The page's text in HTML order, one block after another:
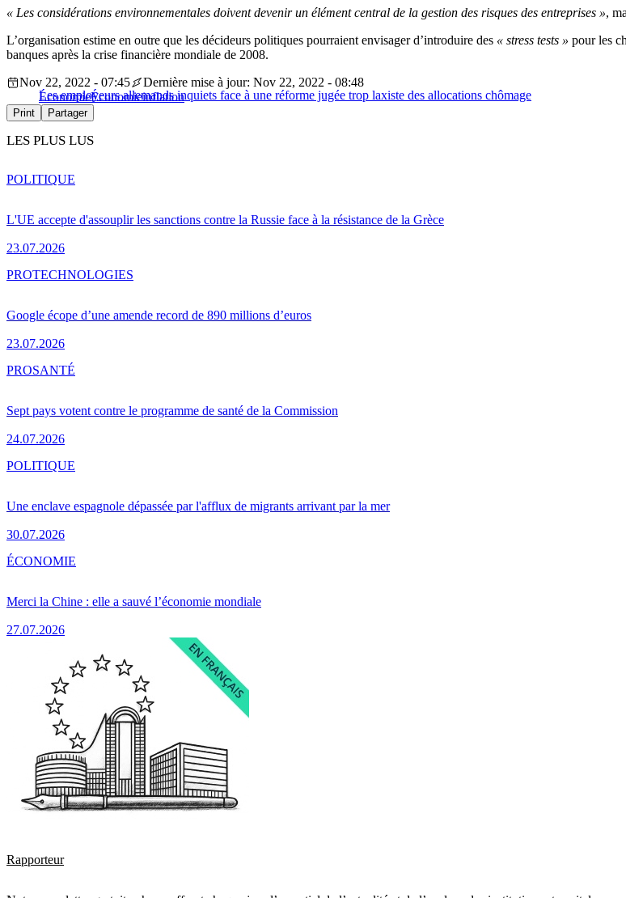
« Les considérations environnementales doivent devenir un élément central de la gestion des risques des entreprises »,
L’organisation estime en outre que les décideurs politiques pourraient envisager d’introduire des « stress tests » pour les
banques après la crise financière mondiale de 2008.
Les employeurs allemands inquiets face à une réforme jugée trop laxiste des allocations chômage
Nov 22, 2022 - 07:45
Dernière mise à jour: Nov 22, 2022 - 08:48
ÉconomieÉconomieinflation
Print Partager
LES PLUS LUS
L'UE accepte d'assouplir les sanctions contre la Russie face à la résistance de la Grèce
23.07.2026
POLITIQUE
Google écope d’une amende record de 890 millions d’euros
23.07.2026
PROTECHNOLOGIES
Sept pays votent contre le programme de santé de la Commission
24.07.2026
PROSANTÉ
Une enclave espagnole dépassée par l'afflux de migrants arrivant par la mer
30.07.2026
POLITIQUE
Merci la Chine : elle a sauvé l’économie mondiale
27.07.2026
ÉCONOMIE
Rapporteur